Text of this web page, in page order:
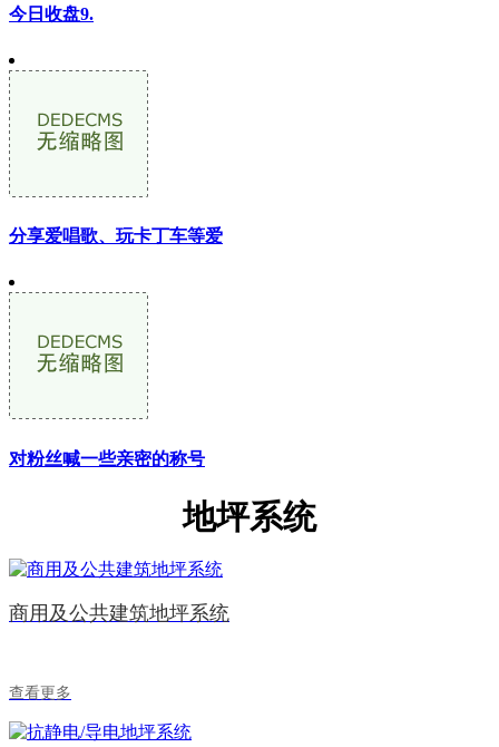
今日收盘9.
分享爱唱歌、玩卡丁车等爱
对粉丝喊一些亲密的称号
地坪系统
商用及公共建筑地坪系统
查看更多